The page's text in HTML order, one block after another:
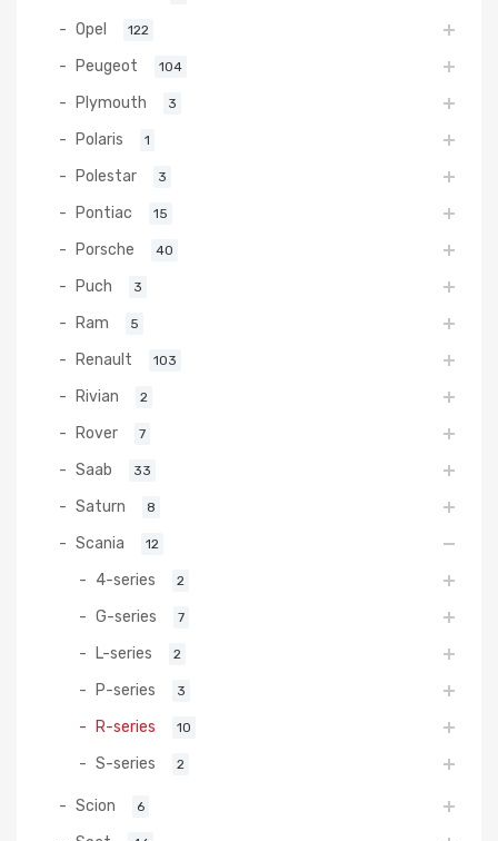
Opel 122
Peugeot 104
Plymouth 3
Polaris 1
Polestar 3
Pontiac 15
Porsche 40
Puch 3
Ram 5
Renault 103
Rivian 2
Rover 7
Saab 33
Saturn 8
Scania 12
4-series 2
G-series 7
L-series 2
P-series 3
R-series 10
S-series 2
Scion 6